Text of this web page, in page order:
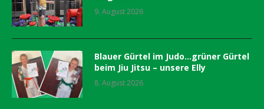
9. August 2026
Blauer Gürtel im Judo…grüner Gürtel
beim Jiu Jitsu – unsere Elly
8. August 2026